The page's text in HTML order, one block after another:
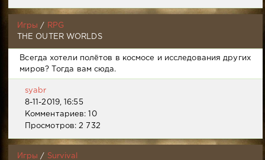
Игры /
RPG
THE OUTER WORLDS
Всегда хотели полётов в космосе и исследования других
миров? Тогда вам сюда.
syabr
8-11-2019, 16:55
Комментариев: 10
Просмотров: 2 732
Игры /
Survival